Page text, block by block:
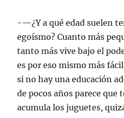
-—¿Y a qué edad suelen
egoísmo? Cuanto más
tanto más vive bajo el
es por eso mismo más
si no hay una educación
de pocos años parece que
acumula los juguetes,